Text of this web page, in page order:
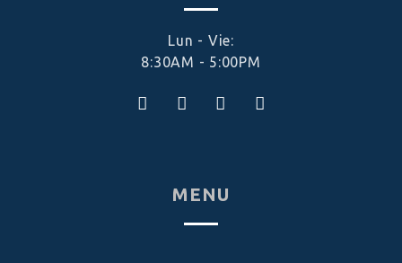
Lun - Vie:
8:30AM - 5:00PM
MENU